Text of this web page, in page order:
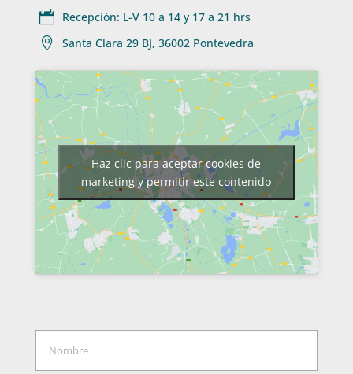
 Recepción: L-V 10 a 14 y 17 a 21 hrs

Santa Clara 29 BJ, 36002 Pontevedra
Haz clic para aceptar cookies de
marketing y permitir este contenido